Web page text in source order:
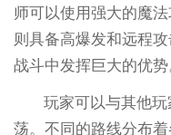
师可以使用强大的魔
则具备高爆发和远程
战斗中发挥巨大的优势
玩家可以与其他
荡。不同的路线分布